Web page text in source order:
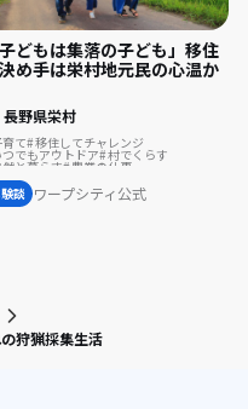
静岡県浜松市,大分県津久
子どもは集落の子ども」移住
め手は栄村地元民の心温か
長野県栄村
育て 移住してチャレンジ
つでもアウトドア 村でくらす
然と暮らす 農業の仕事
ーツで豊かに
談 ワープシティ公式
狩猟採集生活